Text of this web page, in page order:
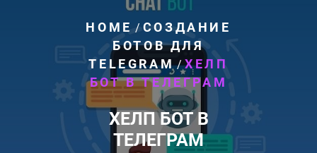
HOME / СОЗДАНИЕ
БОТОВ ДЛЯ
TELEGRAM/ХЕЛП
БОТ В ТЕЛЕГРАМ
ХЕЛП БОТ В
ТЕЛЕГРАМ